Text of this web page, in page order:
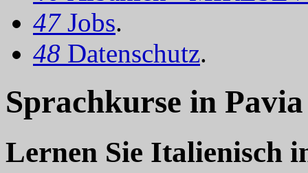
47 Jobs.
48 Datenschutz.
Sprachkurse in
Lernen Sie Italienisch